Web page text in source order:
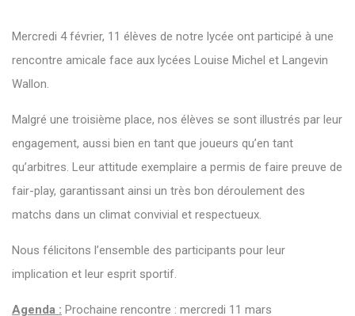
Mercredi 4 février, 11 élèves de notre lycée ont participé à une
rencontre amicale face aux lycées Louise Michel et Langevin
Wallon.
Malgré une troisième place, nos élèves se sont illustrés par leur
engagement, aussi bien en tant que joueurs qu’en tant
qu’arbitres. Leur attitude exemplaire a permis de faire preuve de
fair-play, garantissant ainsi un très bon déroulement des
matchs dans un climat convivial et respectueux.
Nous félicitons l’ensemble des participants pour leur
implication et leur esprit sportif.
Agenda : Prochaine rencontre : mercredi 11 mars